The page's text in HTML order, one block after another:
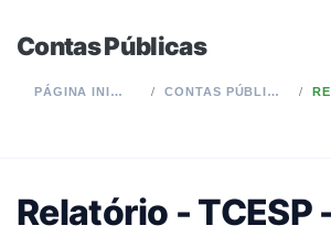
Contas Públicas
PÁGINA INICIAL CONTAS PÚBLICAS
Relatório - TCESP